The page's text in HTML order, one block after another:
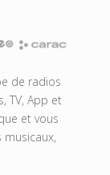
de radios
TV, App et
et vous